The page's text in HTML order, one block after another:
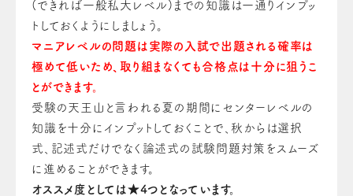
(できれば一般私大レベル)までの知識は一通りインプッ
トしておくようにしましょう。
マニアレベルの問題は実際の入試で出題される確率は
極めて低いため、取り組まなくても合格点は十分に狙うこ
とができます。
受験の天王山と言われる夏の期間にセンターレベルの
知識を十分にインプットしておくことで、秋からは選択
式、記述式だけでなく論述式の試験問題対策をスムーズ
に進めることができます。
オススメ度としては★4つとなっています。